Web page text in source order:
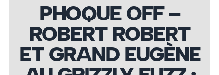
PHOQUE OFF –
ROBERT ROBERT
ET GRAND EUGÈNE